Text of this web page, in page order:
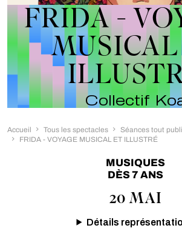
FRIDA -
Collectif
Accueil Tous les spectacles Séances tout
FRIDA - VOYAGE MUSICAL ET ILLUSTRÉ
MUSIQUES
DÈS 7 ANS
20 MAI
Détails